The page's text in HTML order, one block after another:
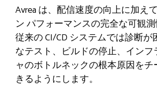
Avrea は、配信速度の向上に加え
ン パフォーマンスの完全な可観測
従来の CI/CD システムでは診断が
なテスト、ビルドの停止、イン
ャのボトルネックの根本原因を
きるようにします。